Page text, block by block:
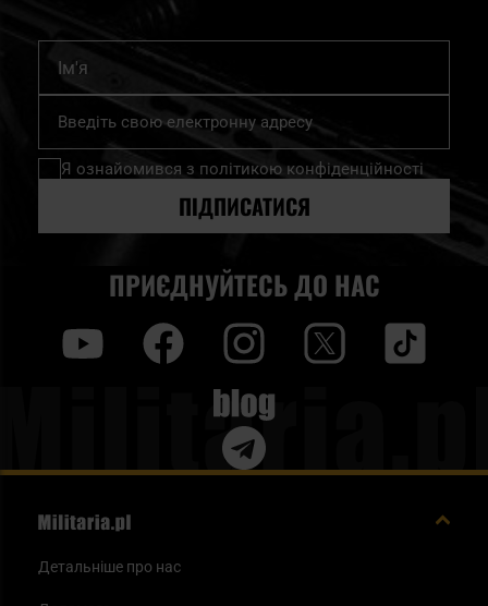
Підпишіться
нашу
розсилку
Я ознайомився з політикою конфіденційності
ПІДПИСАТИСЯ
ПРИЄДНУЙТЕСЬ ДО НАС
Blog
Детальніше про нас